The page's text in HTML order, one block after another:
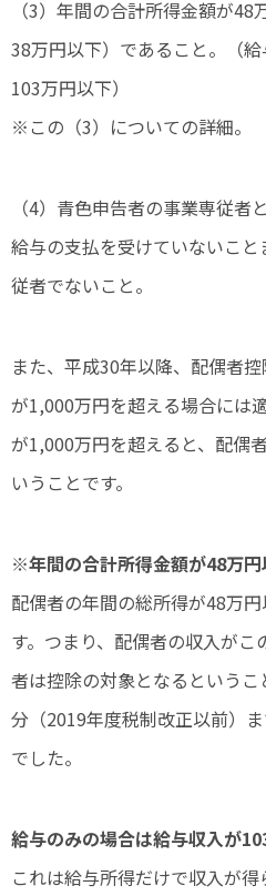
（3）年間の合計所得金額が
38万円以下）であること。（
103万円以下）
※この（3）についての詳細。
（4）青色申告者の事業専従
給与の支払を受けていないこ
従者でないこと。
また、平成30年以降、配偶者
が1,000万円を超える場合には
が1,000万円を超えると、配偶
いうことです。
※年間の合計所得金額が48万
配偶者の年間の総所得が48万
す。つまり、配偶者の収入が
者は控除の対象となるという
分（2019年度税制改正以前）
でした。
給与のみの場合は給与収入が
これは給与所得だけで収入が